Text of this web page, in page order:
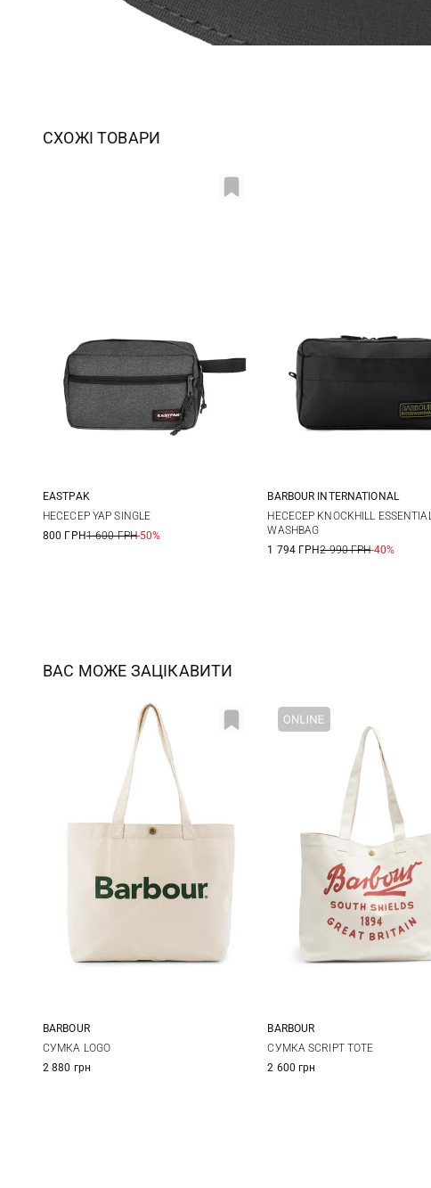
СХОЖІ ТОВАРИ
One Size
EASTPAK
НЕСЕСЕР YAP SINGLE
800 ГРН1 600 ГРН-50%
One Size
BARBOUR INTERNATIONAL
НЕСЕСЕР KNOCKHILL ESSENTIAL
WASHBAG
1 794 ГРН2 990 ГРН-40%
ВАС МОЖЕ ЗАЦІКАВИТИ
BARBOUR
СУМКА LOGO
2 880 грн
One Size
BARBOUR
СУМКА SCRIPT TOTE
2 600 грн